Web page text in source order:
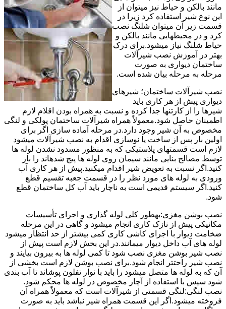
مانند بالکن و حیاط نیز میتوان از
این نوع شیر استفاده کرد زیرا در
قسمت زیر آن میتوان شلنگ نصب
کرد و در محیطهایی مانند بالکن و
حیاط شلنگ نیاز میشود.برای درک
بهتر در آموزش نصب شیرآلات
ساختمان دیواری به صورت
مرحله به مرحله بیان شده است.
نصب شیرآلات ساختمان؛ شیرهای
دیواری پیش از هر کاری باید
شیرها را از کارتنها جدا کرده و نسبت به همراه بودن اقلام لازم
اطمینان حاصل شود.معمولاً همراه شیرآلات ساختمان پولکی و لنگی
مخصوص به آن شیر وجود دارد.در مرحله آماده سازی اگر برای
اولین بار پس از ساخت یا نوسازی اقدام به نصب شیرآلات میشود
لازم است قسمتهای پلاستیکی که به منظور مسدود نشدن لوله ها
توسط مصالح بنایی مانند سیمان روی لوله ها پیچ شدهاند را باز
کنید.اگر نسبت به تعویض شیر اقدام میکنید.پیش از هر کاری آب
ورودی به لوله های مورد نظر را در قسمت جعبه تقسیم قطع
کنید.اگر سیستم قدیمی است به ناچار باید آب کل ساختمان قطع
شود.
نصب بوشن مغزی:بهطور کلی لوله گذاری و اجرای تأسیسات
مکانیکی پیش از نازک کاری انجام میشود و گاهی در این مرحله
ضخامت دیوار با اجرای کاشی کاری کمی بیشتر از حد انتظار میشود
لوله های آب داخل دیوار میمانند.در این بخش لازم است پیش از
نصب شیر بوشن مغزی نصب شود تا کمی لوله ها به بیرون بیایند و
نصب شیر راحتتر انجام شود.برای نصب بوشن لازم است بخشی از
آن که به لوله ها متصل میشود را باید با نوار تفلون پوشاند تا آب بندی
شود سپس با استفاده از آچار مخصوص در لوله ها محکم شود.
نصب لنگی:لنگی قسمتی از شیرآلات است که معمولاً همراه آن
فروخته میشود.اگر این قسمت همراه شیر نباشد باید به صورت